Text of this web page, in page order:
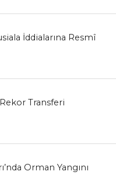
İddialarına Resmî
Transferi
Orman Yangını